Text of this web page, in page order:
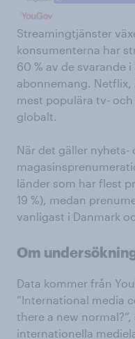
Streamingtjänster
konsumenterna har
60 % av de svarande
abonnemang. Netflix,
mest populära tv-
globalt.
När det gäller nyhets-
länder som har flest
19 %), medan
vanligast i Danmark
Om
Data kommer från
”International media
there a new
internationella